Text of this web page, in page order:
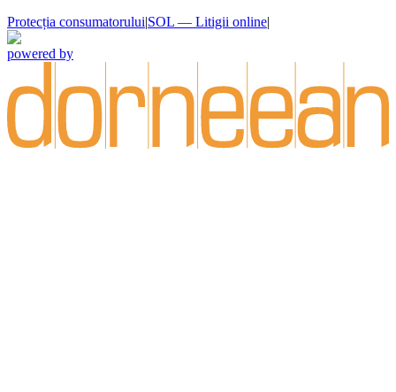
Protecția consumatorului|SOL — Litigii online|
powered by